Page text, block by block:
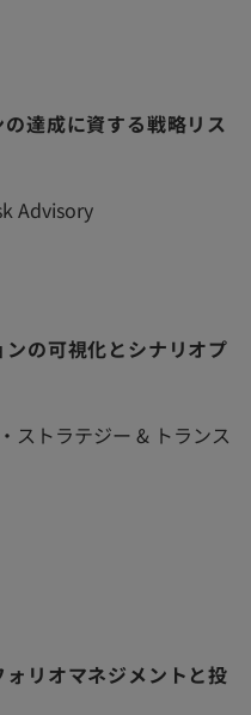
の達成に資する戦略リス
Advisory
ンの可視化とシナリオプ
ストラテジー & トランス
ォリオマネジメントと投